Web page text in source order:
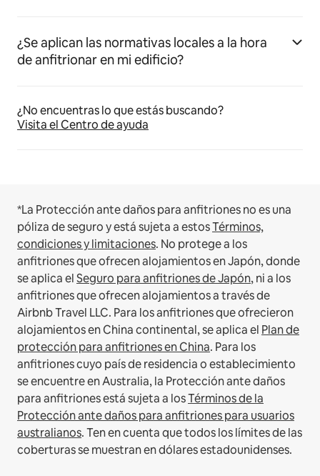
¿Se aplican las normativas locales a la hora
de anfitrionar en mi edificio?
¿No encuentras lo que estás buscando?
Visita el Centro de ayuda
*La Protección ante daños para anfitriones no es una
póliza de seguro y está sujeta a estosTérminos,
condiciones y limitaciones. No protege a los
anfitriones que ofrecen alojamientos en Japón, donde
se aplica elSeguro para anfitriones de Japón, ni a los
anfitriones que ofrecen alojamientos a través de
Airbnb Travel LLC. Para los anfitriones que ofrecieron
alojamientos en China continental, se aplica el Plan de
protección para anfitriones en China. Para los
anfitriones cuyo país de residencia o establecimiento
se encuentre en Australia, la Protección ante daños
para anfitriones está sujeta a losTérminos de la
Protección ante daños para anfitriones para usuarios
australianos. Ten en cuenta que todos los límites de las
coberturas se muestran en dólares estadounidenses.